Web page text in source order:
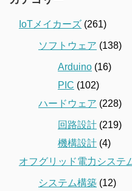
IoTメイカーズ (261)
ソフトウェア (138)
Arduino (16)
PIC (102)
ハードウェア (228)
回路設計 (219)
機構設計 (4)
オフグリッド電力システ
システム構築 (12)